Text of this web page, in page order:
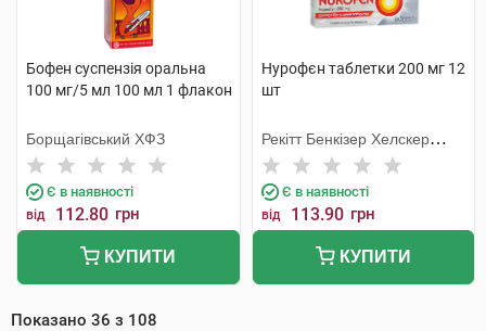
Бофен суспензія оральна
100 мг/5 мл 100 мл 1 флакон
Борщагівський ХФЗ
Є в наявності
від 112.80 грн
КУПИТИ
Нурофєн таблетки 200 мг 12
шт
Рекітт Бенкізер Хелскер
Інтернешнл
Є в наявності
від 113.90 грн
КУПИТИ
Показано 36 з 108